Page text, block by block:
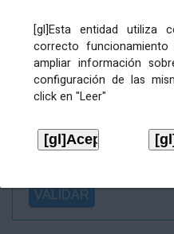
[gl]Esta entidad utiliza
correcto
ampliar información
configuración de las
click en "Leer"
Ficheiros varios
Ficheiro
asinado:
firma (.p7s):